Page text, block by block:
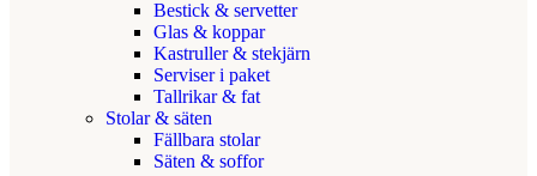
Bestick & servetter
Glas & koppar
Kastruller & stekjärn
Serviser i paket
Tallrikar & fat
Stolar & säten
Fällbara stolar
Säten & soffor